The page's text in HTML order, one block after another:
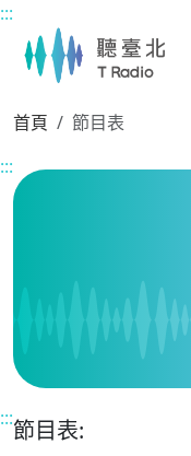
主要內容區塊
:::
首頁
節目表
:::
:::節目表: